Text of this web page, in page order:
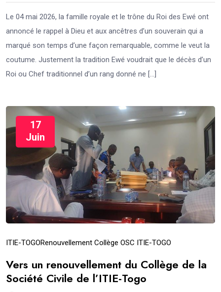
Le 04 mai 2026, la famille royale et le trône du Roi des Ewé ont
annoncé le rappel à Dieu et aux ancêtres d’un souverain qui a
marqué son temps d’une façon remarquable, comme le veut la
coutume. Justement la tradition Ewé voudrait que le décès d’un
Roi ou Chef traditionnel d’un rang donné ne […]
17
Juin
ITIE-TOGORenouvellement Collège OSC ITIE-TOGO
Vers un renouvellement du Collège de la
Société Civile de l’ITIE-Togo